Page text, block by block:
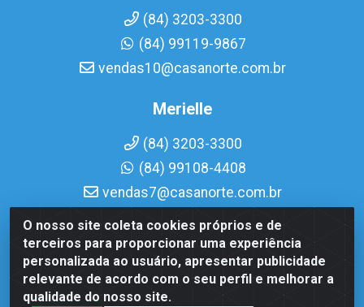
O nosso site coleta cookies próprios e de
terceiros para proporcionar uma experiência
personalizada ao usuário, apresentar publicidade
relevante de acordo com o seu perfil e melhorar a
qualidade do nosso site.
(84) 3203-3300
(84) 99119-9867
vendas10@casanorte.com.br
Merielle
(84) 3203-3300
(84) 99108-4408
vendas7@casanorte.com.br
Casa Norte LTDA - Av. Interventor Mário Câmara, 1815 -
Dix-Sept Rosado, Natal/RN - CEP 59054-600 - CNPJ
08.713.513/0001-51